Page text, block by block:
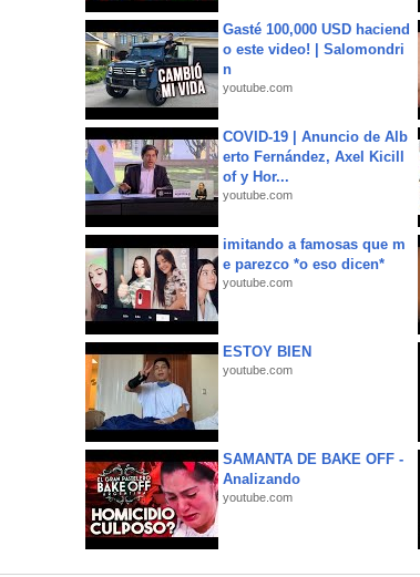
Gasté 100,000 USD haciend
o este video! | Salomondri
n
youtube.com
COVID-19 | Anuncio de Alb
erto Fernández, Axel Kicill
of y Hor...
youtube.com
imitando a famosas que m
e parezco *o eso dicen*
youtube.com
ESTOY BIEN
youtube.com
SAMANTA DE BAKE OFF -
Analizando
youtube.com